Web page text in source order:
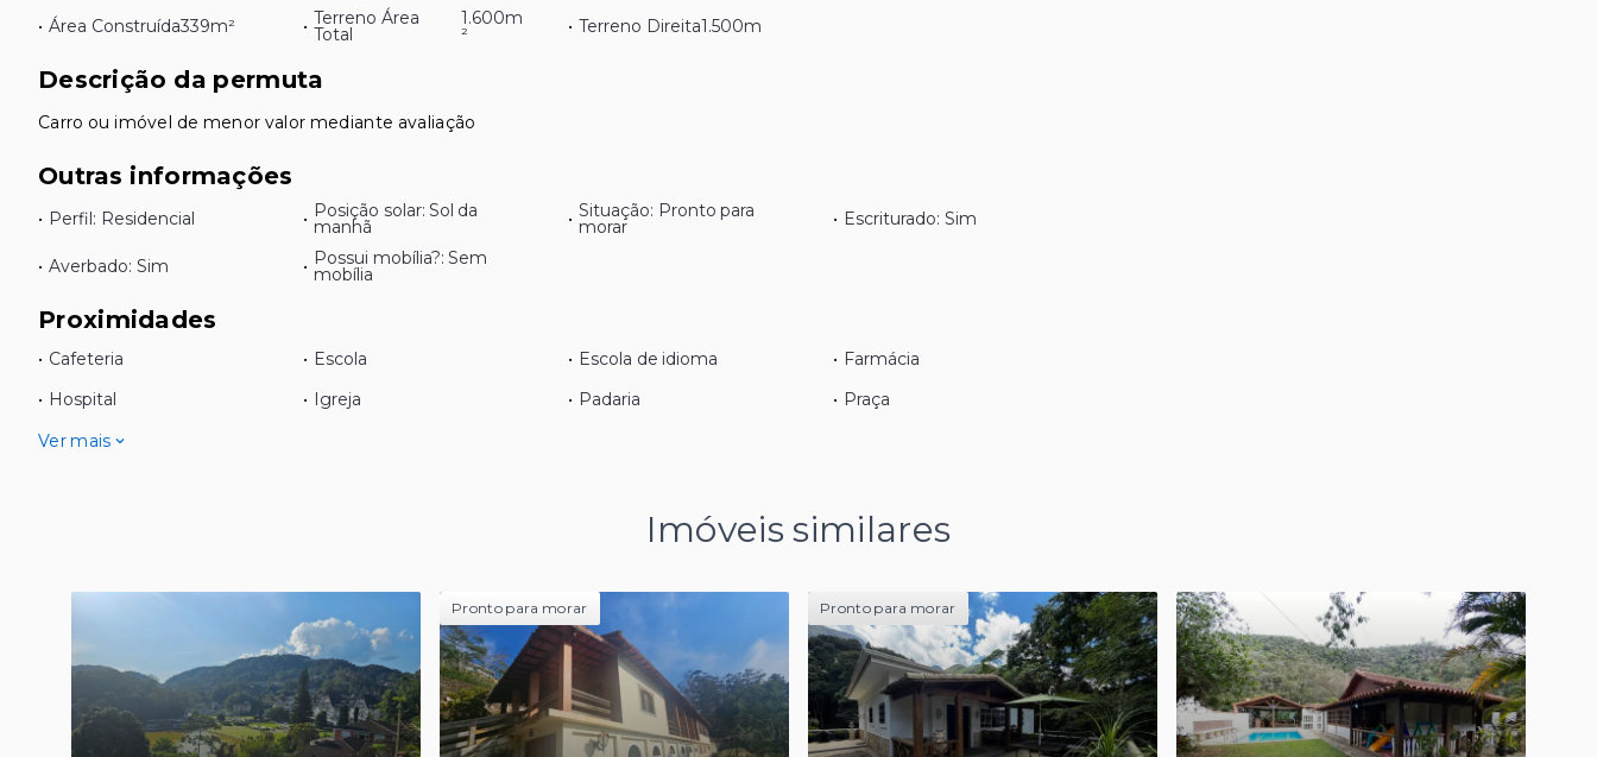
• Área Construída339m² • Terreno Área
Total
1.600m
² • Terreno Direita1.500m
Descrição da permuta
Carro ou imóvel de menor valor mediante avaliação
Outras informações
• Perfil: Residencial • Posição solar: Sol da
manhã • Situação: Pronto para
morar • Escriturado: Sim
• Averbado: Sim • Possui mobília?: Sem
mobília
Proximidades
• Cafeteria • Escola • Escola de idioma • Farmácia
• Hospital • Igreja • Padaria • Praça
Ver mais
Imóveis similares
Pronto para morar Pronto para morar